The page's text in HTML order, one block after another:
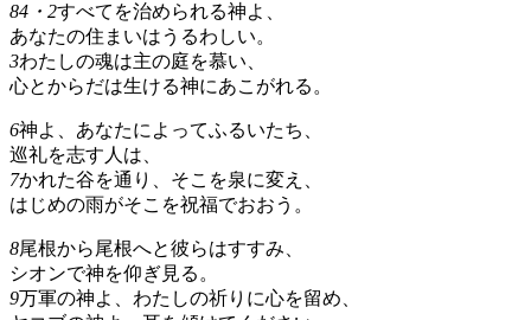
84・2すべてを治められる神よ、
あなたの住まいはうるわしい。
3わたしの魂は主の庭を慕い、
心とからだは生ける神にあこがれる。
6神よ、あなたによってふるいたち、
巡礼を志す人は、
7かれた谷を通り、そこを泉に変え、
はじめの雨がそこを祝福でおおう。
8尾根から尾根へと彼らはすすみ、
シオンで神を仰ぎ見る。
9万軍の神よ、わたしの祈りに心を留め、